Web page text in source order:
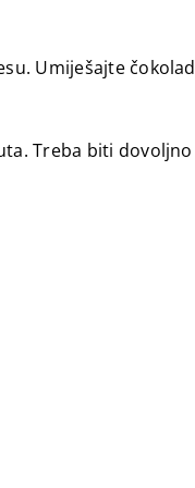
Umiješajte
Treba biti